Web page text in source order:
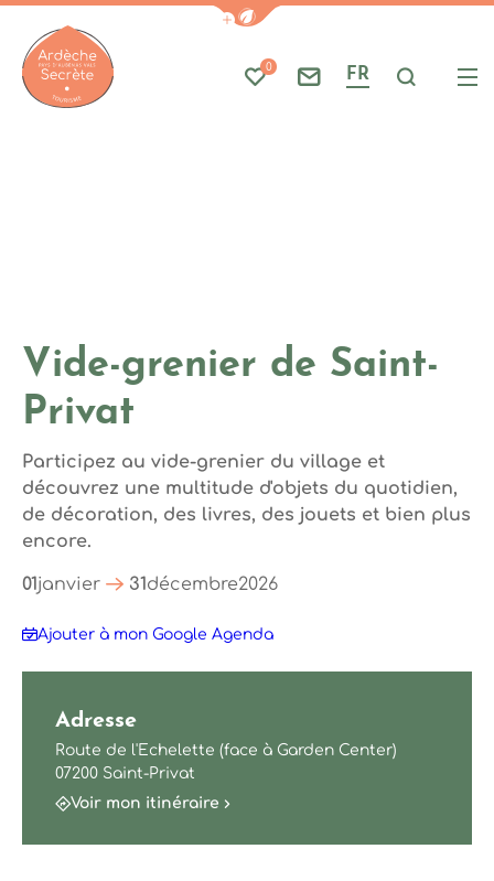
Afficher la barre de
Mes favoris
0
Nous contacter
FR Je
Vide-grenier de Saint-
Privat
Participez au vide-grenier du village et
découvrez une multitude d'objets du quotidien,
de décoration, des livres, des jouets et bien plus
encore.
Photo 1, © Freepik
01janvier 31décembre2026
Ajouter à mon Google Agenda
Adresse
Route de l'Echelette (face à Garden Center)
07200 Saint-Privat
Voir mon itinéraire